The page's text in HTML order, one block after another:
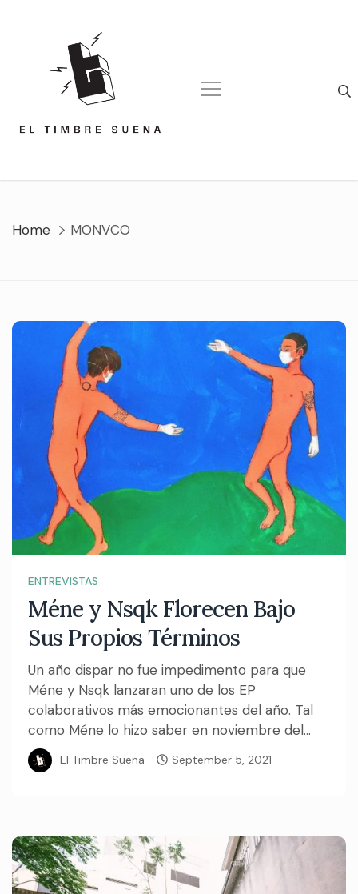
Home MONVCO
ENTREVISTAS
Méne y Nsqk Florecen Bajo
Sus Propios Términos
Un año dispar no fue impedimento para que
Méne y Nsqk lanzaran uno de los EP
colaborativos más emocionantes del año. Tal
como Méne lo hizo saber en noviembre del...
El Timbre Suena September 5, 2021